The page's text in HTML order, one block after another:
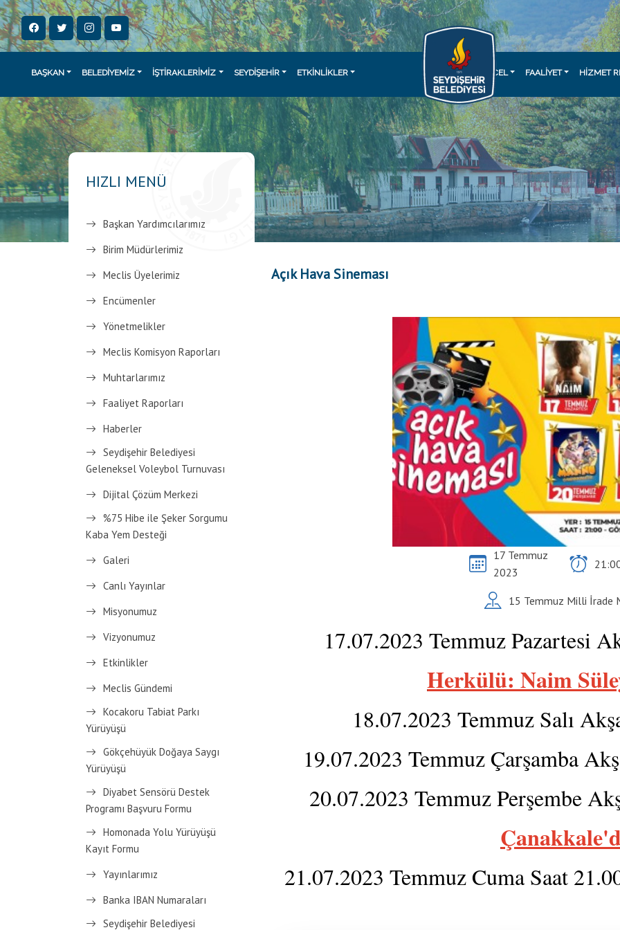
BAŞKAN BELEDİYEMİZ İŞTİRAKLERİMİZ SEYDİŞEHİR ETKINLIKLER GÜNCEL FAALİYET HİZMET
HIZLI MENÜ
Başkan Yardımcılarımız
Birim Müdürlerimiz
Meclis Üyelerimiz
Encümenler
Yönetmelikler
Meclis Komisyon Raporları
Muhtarlarımız
Faaliyet Raporları
Haberler
Seydişehir Belediyesi
Geleneksel Voleybol Turnuvası
Dijital Çözüm Merkezi
%75 Hibe ile Şeker Sorgumu
Kaba Yem Desteği
Galeri
Canlı Yayınlar
Misyonumuz
Vizyonumuz
Etkinlikler
Meclis Gündemi
Kocakoru Tabiat Parkı
Yürüyüşü
Gökçehüyük Doğaya Saygı
Yürüyüşü
Diyabet Sensörü Destek
Programı Başvuru Formu
Homonada Yolu Yürüyüşü
Kayıt Formu
Yayınlarımız
Banka IBAN Numaraları
Seydişehir Belediyesi
Açık Hava Sineması
17 Temmuz
2023
15 Temmuz Milli İrade
17.07.2023 Temmuz Pazartesi
Herkülü: Naim
18.07.2023 Temmuz Salı
19.07.2023 Temmuz Çarşamba
20.07.2023 Temmuz Perşembe
21.07.2023 Temmuz Cuma Saat